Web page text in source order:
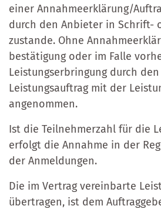
einer Annahmeerklärung/
durch den Anbieter in Schrift-
zustande. Ohne
bestätigung oder im Falle
Leistungserbringung durch
Leistungsauftrag mit der
angenommen.
Ist die Teilnehmerzahl für die
erfolgt die Annahme in der
der Anmeldungen.
Die im Vertrag vereinbarte
übertragen, ist dem